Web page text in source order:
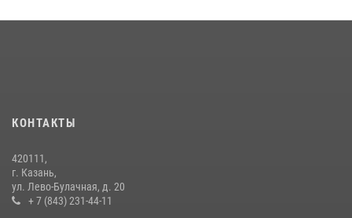
15 июля отмечается День образования подразделений связи
Росгвардии
15 июля 2026, 08:41
КОНТАКТЫ
420111,
г. Казань,
ул. Лево-Булачная, д. 20
+ 7 (843) 231-44-11